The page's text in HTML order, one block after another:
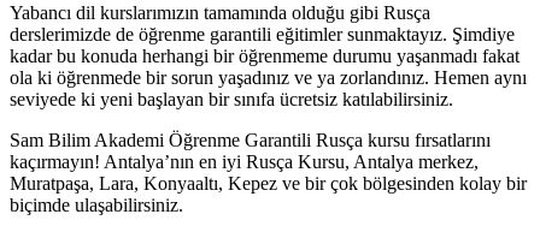
Yabancı dil kurslarımızın tamamında olduğu gibi Rusça
derslerimizde de öğrenme garantili eğitimler sunmaktayız. Şimdiye
kadar bu konuda herhangi bir öğrenmeme durumu yaşanmadı fakat
ola ki öğrenmede bir sorun yaşadınız ve ya zorlandınız. Hemen aynı
seviyede ki yeni başlayan bir sınıfa ücretsiz katılabilirsiniz.
Sam Bilim Akademi Öğrenme Garantili Rusça kursu fırsatlarını
kaçırmayın! Antalya’nın en iyi Rusça Kursu, Antalya merkez,
Muratpaşa, Lara, Konyaaltı, Kepez ve bir çok bölgesinden kolay bir
biçimde ulaşabilirsiniz.